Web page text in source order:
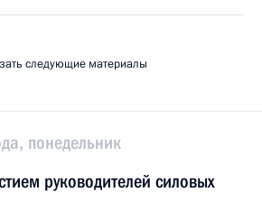
следующие материалы
понедельник
руководителей силовых